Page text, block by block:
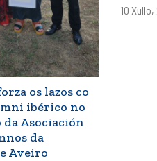
os lazos co
ibérico no
Asociación
da
Aveiro
10